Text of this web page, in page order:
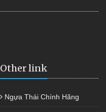
Other link
Ngựa Thái Chính Hãng